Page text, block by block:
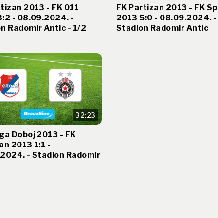
2013 - FK 011
- 08.09.2024. -
Radomir Antic - 1/2
FK Partizan 2013 - FK
2013 5:0 - 08.09.2024. -
Stadion Radomir Antic
32:23
Doboj 2013 - FK
2013 1:1 -
- Stadion Radomir